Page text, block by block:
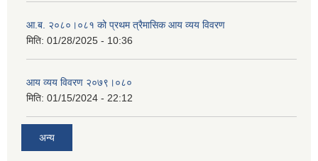
आ.ब. २०८०।०८१ को प्रथम त्रैमासिक आय व्यय विवरण
मिति: 01/28/2025 - 10:36
आय व्यय विवरण २०७९।०८०
मिति: 01/15/2024 - 22:12
अन्य